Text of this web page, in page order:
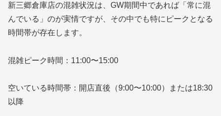
新三郷倉庫店の混雑状況は、GW期間中であれば「常に混
んでいる」のが実情ですが、その中でも特にピークとなる
時間帯が存在します。
混雑ピーク時間：11:00〜15:00
空いている時間帯：開店直後（9:00〜10:00）または18:30
以降